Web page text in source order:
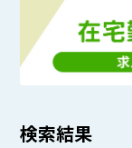
検索結果